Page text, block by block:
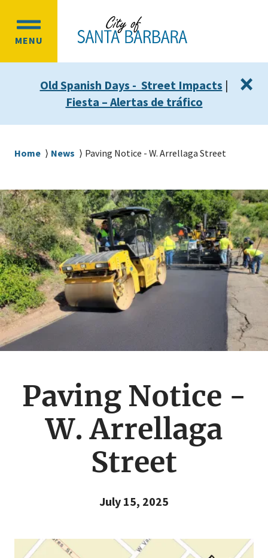
main
content
main
navigation
MENU
OPEN
MENU
Old Spanish Days - Street Impacts |
Fiesta – Alertas de tráfico
×
Breadcrumb
Home News Paving Notice - W. Arrellaga Street
Paving Notice -
W. Arrellaga
Street
July 15, 2025